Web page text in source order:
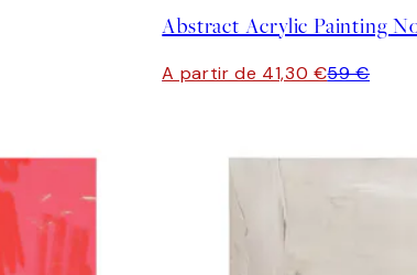
Abstract Acrylic Painting
A partir de 41,30 €59 €